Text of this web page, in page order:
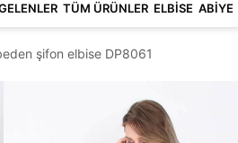
TÜM ÜRÜNLER ELBİSE ABİYE
şifon elbise DP8061